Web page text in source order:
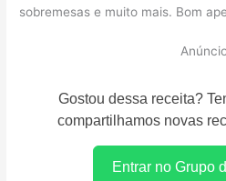
sobremesas e muito mais. Bom
Gostou dessa receita?
compartilhamos novas
Entrar no Grupo